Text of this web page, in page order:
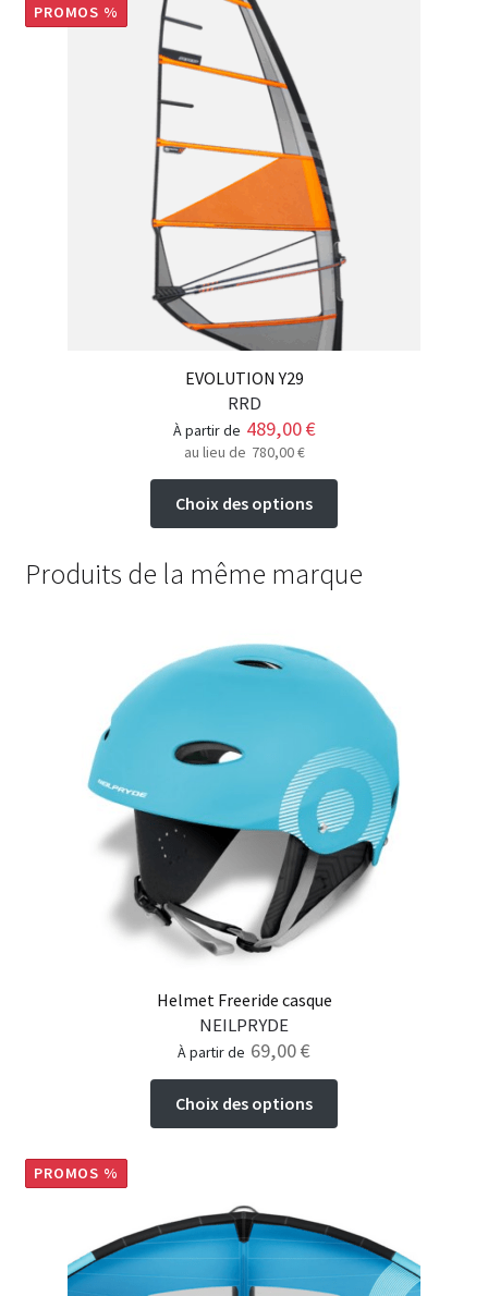
PROMOS %
EVOLUTION Y29
RRD
à partir de 489,00€
au lieu de 780,00€
Choix des options
plusieurs
peuvent
choisies
sur
la
page
du
produit
Produits de la même marque
Helmet Freeride casque
NEILPRYDE
à partir de 69,00€
Choix des options
Les
options
peuvent
PROMOS %